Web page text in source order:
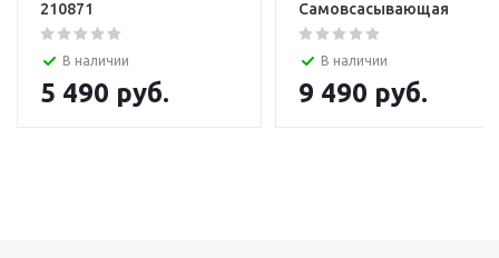
210871
В наличии
5 490 руб.
Самовсасывающая
В наличии
9 490 руб.